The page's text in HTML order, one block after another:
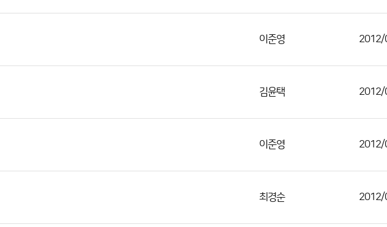
이준영 2012/
김윤택 2012/
이준영 2012/
최경순 2012/